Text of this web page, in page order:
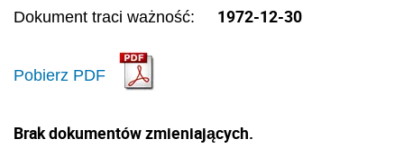
Dokument traci ważność: 1972-12-30
Pobierz PDF
Brak dokumentów zmieniających.